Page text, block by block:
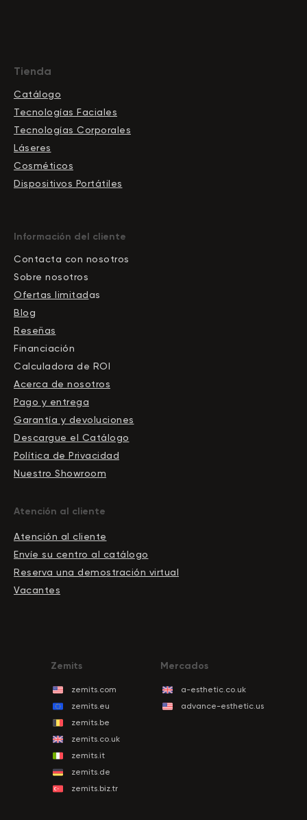
Tienda
Catálogo
Tecnologías Faciales
Tecnologías Corporales
Láseres
Cosméticos
Dispositivos Portátiles
Información del cliente
Contacta con nosotros
Sobre nosotros
Ofertas limitadas
Blog
Reseñas
Financiación
Calculadora de ROI
Acerca de nosotros
Pago y entrega
Garantía y devoluciones
Descargue el Сatálogo
Política de Privacidad
Nuestro Showroom
Atención al cliente
Atención al cliente
Envíe su centro al catálogo
Reserva una demostración virtual
Vacantes
zemits.com
zemits.eu
zemits.be
zemits.co.uk
zemits.it
zemits.de
zemits.biz.tr
Zemits
a-esthetic.co.uk
advance-esthetic.us
Mercados